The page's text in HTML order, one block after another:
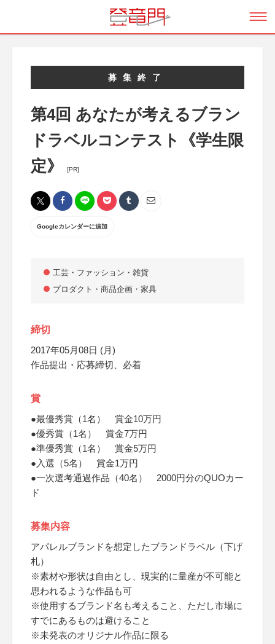
募集終了
第4回 あなたが考えるブラン
ドラベルコンテスト《学生限
定》
[PR]
Googleカレンダーに追加
工芸・ファッション・雑貨
プロダクト・商品企画・家具
締切
2017年05月08日 (月)
作品提出・応募締切、必着
賞
●最優秀賞（1名） 賞金10万円
●優秀賞（1名） 賞金7万円
●準優秀賞（1名） 賞金5万円
●入選（5名） 賞金1万円
●一次選考通過作品（40名） 2000円分のQUOカー
ド
募集内容
アパレルブランドを想定したブランドラベル（下げ
札）
※素材や形状は自由とし、現実的に量産が不可能と
思われるような作品も可
※使用するブランド名も考えること、ただし市場に
すでにあるものは避けること
※未発表のオリジナル作品に限る